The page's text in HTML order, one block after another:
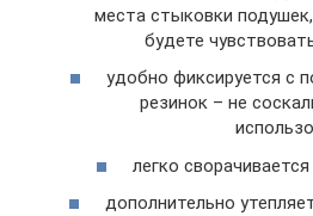
места стыковки
будете
удобно фиксируется с
резинок – не
легко
дополнительно